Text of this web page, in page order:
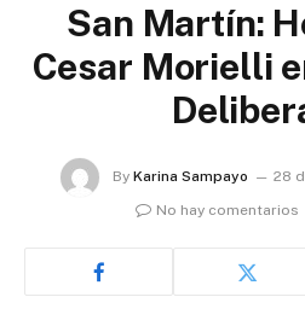
San Martín:
Cesar Morielli
By Karina Sampayo
28
No hay comentarios